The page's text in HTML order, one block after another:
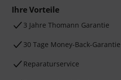
Ihre Vorteile
3 Jahre Thomann Garantie
30 Tage Money-Back-Garantie
Reparaturservice